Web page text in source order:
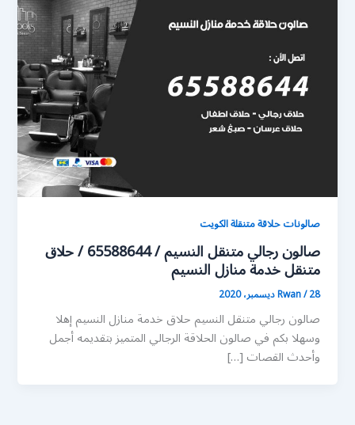
صالونات حلاقة متنقلة الكويت
صالون رجالي متنقل النسيم / 65588644 / حلاق
متنقل خدمة منازل النسيم
Rwan/28 ديسمبر، 2020
صالون رجالي متنقل النسيم حلاق خدمة منازل النسيم إهلا
وسهلا بكم في صالون الحلاقة الرجالي المتميز بتقديمه أجمل
وأحدث القصات […]